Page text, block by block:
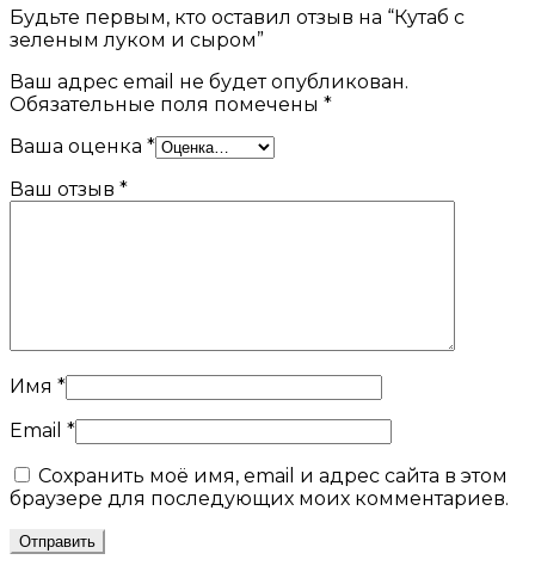
Будьте первым, кто оставил отзыв на “Кутаб с
зеленым луком и сыром”
Ваш адрес email не будет опубликован.
Обязательные поля помечены *
Ваша оценка *
Ваш отзыв *
Имя *
Email *
Сохранить моё имя, email и адрес сайта в этом
браузере для последующих моих комментариев.